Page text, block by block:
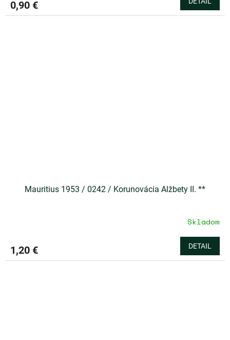
0,90 €
Mauritius 1953 / 0242 / Korunovácia Alžbety II. **
Skladom
1,20 € DETAIL